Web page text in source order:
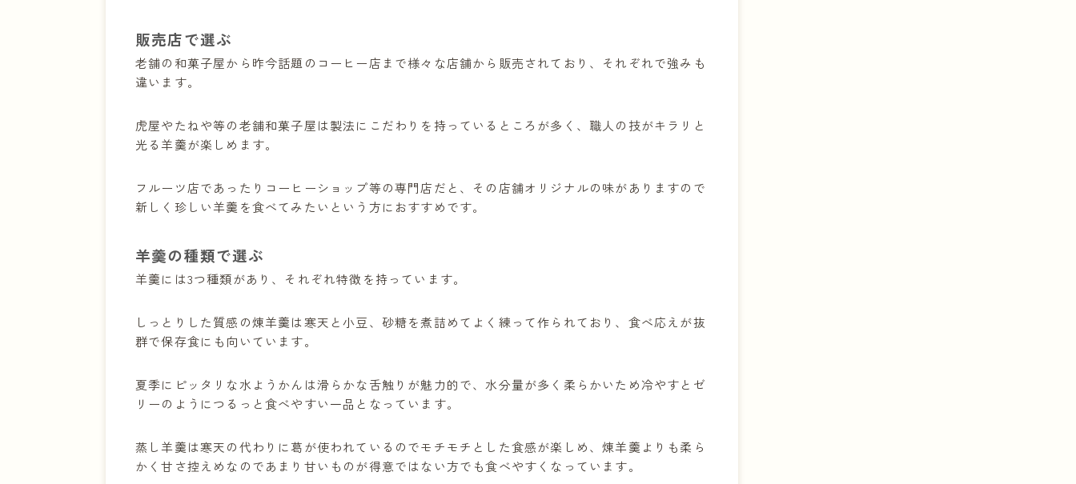
25 武内製飴所 金魚ねぶた玉ようかん
26 鶴屋光信 鶴屋吉信ようかん 10本入
29 遠藤製餡 ゼロカロリー 水ようかん こし
30 遠藤製餡 ゼロカロリー チョコようかん
32 三ツ山羊羹本舗 本煉羊羹
35 井村屋 ミニようかん 煉
36 井村屋 袋入 水ようかん
38 北海まりも製菓 まりもようかん
40 高林堂 羊羹 燻×羹(くんばいかん) 燻製羊羹
41 ロクメイコーヒー 鹿鳴 コーヒー羊羹
43 山田老舗 切羊羹 小倉
44 錦屋 小倉汐羊羹
販売店で選ぶ
老舗の和菓子屋から昨今話題のコーヒー店まで様々な店舗から販売されており、それぞれで強みも
違います。
虎屋やたねや等の老舗和菓子屋は製法にこだわりを持っているところが多く、職人の技がキラリと
光る羊羹が楽しめます。
フルーツ店であったりコーヒーショップ等の専門店だと、その店舗オリジナルの味がありますので
新しく珍しい羊羹を食べてみたいという方におすすめです。
羊羹の種類で選ぶ
羊羹には3つ種類があり、それぞれ特徴を持っています。
しっとりした質感の煉羊羹は寒天と小豆、砂糖を煮詰めてよく練って作られており、食べ応えが抜
群で保存食にも向いています。
夏季にピッタリな水ようかんは滑らかな舌触りが魅力的で、水分量が多く柔らかいため冷やすとゼ
リーのようにつるっと食べやすい一品となっています。
蒸し羊羹は寒天の代わりに葛が使われているのでモチモチとした食感が楽しめ、煉羊羹よりも柔ら
かく甘さ控えめなのであまり甘いものが得意ではない方でも食べやすくなっています。